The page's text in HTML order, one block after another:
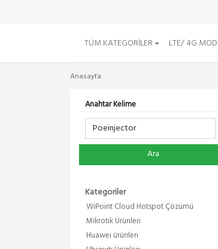
TÜM KATEGORILER LTE/ 4G
Anasayfa
Anahtar Kelime
Ara
Kategoriler
WiPoint Cloud Hotspot Çözümü
Mikrotik Ürünleri
Huawei ürünleri